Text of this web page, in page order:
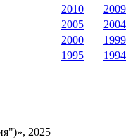
2010
2009
2005
2004
2000
1999
1995
1994
2025